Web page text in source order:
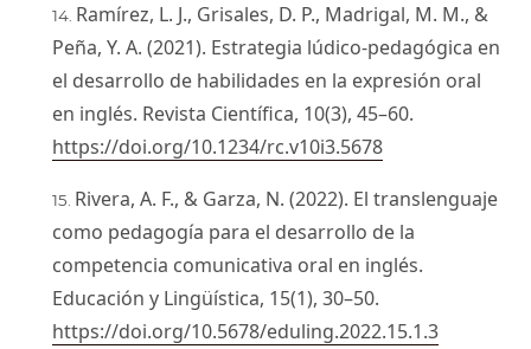
Ramírez, L. J., Grisales, D. P., Madrigal, M. M., &
Peña, Y. A. (2021). Estrategia lúdico-pedagógica en
el desarrollo de habilidades en la expresión oral
en inglés. Revista Científica, 10(3), 45–60.
https://doi.org/10.1234/rc.v10i3.5678
Rivera, A. F., & Garza, N. (2022). El translenguaje
como pedagogía para el desarrollo de la
competencia comunicativa oral en inglés.
Educación y Lingüística, 15(1), 30–50.
https://doi.org/10.5678/eduling.2022.15.1.3